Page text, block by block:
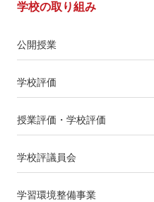
学校の取り組み
公開授業
学校評価
授業評価・学校評価
学校評議員会
学習環境整備事業